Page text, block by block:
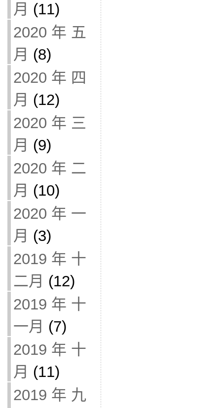
月 (11)
2020 年 五
月 (8)
2020 年 四
月 (12)
2020 年 三
月 (9)
2020 年 二
月 (10)
2020 年 一
月 (3)
2019 年 十
二月 (12)
2019 年 十
一月 (7)
2019 年 十
月 (11)
2019 年 九